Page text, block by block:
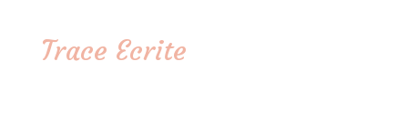
Trace Ecrite